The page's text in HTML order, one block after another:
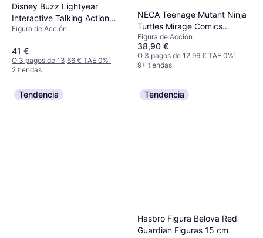
Disney Buzz Lightyear
Interactive Talking Action
Figure
Figura de Acción
41 €
O 3 pagos de 13,66 € TAE 0%¹
2 tiendas
NECA Teenage Mutant Ninja
Turtles Mirage Comics
Michelangelo 7-Inch Scale
Action Figure
Figura de Acción
38,90 €
O 3 pagos de 12,96 € TAE 0%¹
9+ tiendas
Tendencia Tendencia
Hasbro Figura Belova Red
Guardian Figuras 15 cm